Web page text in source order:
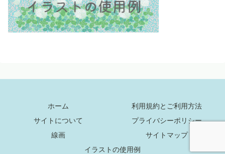
ホーム
利用規約とご利用方法
サイトについて
プライバシーポリシー
線画
サイトマップ
イラストの使用例